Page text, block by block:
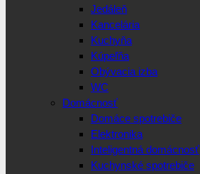
Jedáleň
Kancelária
Kuchyňa
Kúpeľňa
Obývacia izba
WC
Domácnosť
Domáce spotrebiče
Elektronika
Inteligentná domácnosť
Kuchynské spotrebiče